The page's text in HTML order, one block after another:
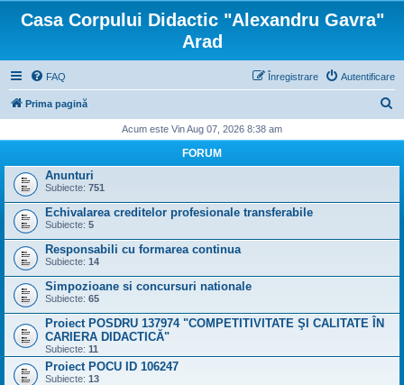
Casa Corpului Didactic "Alexandru Gavra"
Arad
FAQ Autentificare
Înregistrare
Prima pagină
t
Acum este Vin Aug 07, 2026 8:38 am
FORUM
Anunturi
Subiecte: 751
Echivalarea creditelor profesionale transferabile
Subiecte: 5
Responsabili cu formarea continua
Subiecte: 14
Simpozioane si concursuri nationale
Subiecte: 65
Proiect POSDRU 137974 "COMPETITIVITATE ŞI CALITATE ÎN
CARIERA DIDACTICĂ"
Subiecte: 11
Proiect POCU ID 106247
Subiecte: 13